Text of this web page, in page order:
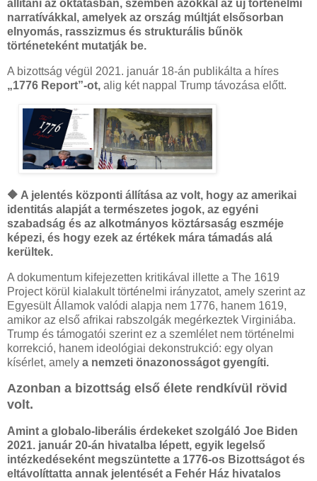
állítani az oktatásban, szemben azokkal az új történelmi
narratívákkal, amelyek az ország múltját elsősorban
elnyomás, rasszizmus és strukturális bűnök
történeteként mutatják be.
A bizottság végül 2021. január 18-án publikálta a híres
„1776 Report”-ot, alig két nappal Trump távozása előtt.
🔶 A jelentés központi állítása az volt, hogy az amerikai
identitás alapját a természetes jogok, az egyéni
szabadság és az alkotmányos köztársaság eszméje
képezi, és hogy ezek az értékek mára támadás alá
kerültek.
A dokumentum kifejezetten kritikával illette a The 1619
Project körül kialakult történelmi irányzatot, amely szerint az
Egyesült Államok valódi alapja nem 1776, hanem 1619,
amikor az első afrikai rabszolgák megérkeztek Virginiába.
Trump és támogatói szerint ez a szemlélet nem történelmi
korrekció, hanem ideológiai dekonstrukció: egy olyan
kísérlet, amely a nemzeti önazonosságot gyengíti.
Azonban a bizottság első élete rendkívül rövid
volt.
Amint a globalo-liberális érdekeket szolgáló Joe Biden
2021. január 20-án hivatalba lépett, egyik legelső
intézkedéseként megszüntette a 1776-os Bizottságot és
eltávolíttatta annak jelentését a Fehér Ház hivatalos